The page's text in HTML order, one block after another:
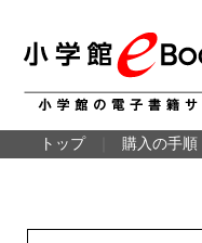
トップ 購入の手順